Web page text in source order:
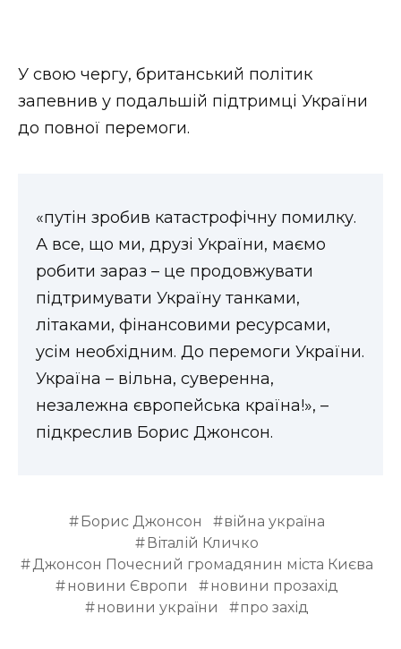
У свою чергу, британський політик
запевнив у подальшій підтримці України
до повної перемоги.
«путін зробив катастрофічну помилку.
А все, що ми, друзі України, маємо
робити зараз – це продовжувати
підтримувати Україну танками,
літаками, фінансовими ресурсами,
усім необхідним. До перемоги України.
Україна – вільна, суверенна,
незалежна європейська країна!», –
підкреслив Борис Джонсон.
Борис Джонсон
війна україна
Віталій Кличко
Джонсон Почесний громадянин міста Києва
новини Європи
новини прозахід
новини україни
про захід